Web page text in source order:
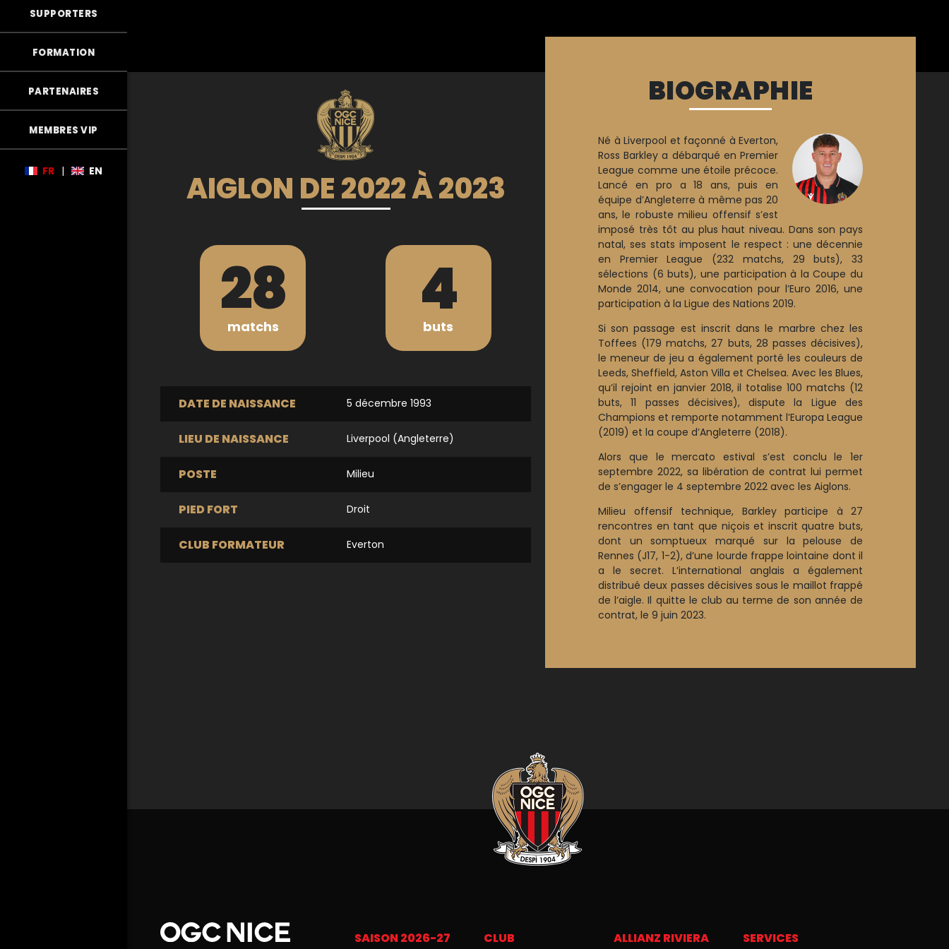
SUPPORTERS
FORMATION
PARTENAIRES
MEMBRES VIP
FR | EN AIGLON DE 2022 À 2023
28
matchs 4
buts
DATE DE NAISSANCE 5 décembre 1993
LIEU DE NAISSANCE Liverpool (Angleterre)
POSTE Milieu
PIED FORT Droit
CLUB FORMATEUR Everton
BIOGRAPHIE
Né à Liverpool et façonné à Everton,
Ross Barkley a débarqué en Premier
League comme une étoile précoce.
Lancé en pro a 18 ans, puis en
équipe d’Angleterre à même pas 20
ans, le robuste milieu offensif s’est
imposé très tôt au plus haut niveau. Dans son pays
natal, ses stats imposent le respect : une décennie
en Premier League (232 matchs, 29 buts), 33
sélections (6 buts), une participation à la Coupe du
Monde 2014, une convocation pour l’Euro 2016, une
participation à la Ligue des Nations 2019.
Si son passage est inscrit dans le marbre chez les
Toffees (179 matchs, 27 buts, 28 passes décisives),
le meneur de jeu a également porté les couleurs de
Leeds, Sheffield, Aston Villa et Chelsea. Avec les Blues,
qu’il rejoint en janvier 2018, il totalise 100 matchs (12
buts, 11 passes décisives), dispute la Ligue des
Champions et remporte notamment l’Europa League
(2019) et la coupe d’Angleterre (2018).
Alors que le mercato estival s’est conclu le 1er
septembre 2022, sa libération de contrat lui permet
de s’engager le 4 septembre 2022 avec les Aiglons.
Milieu offensif technique, Barkley participe à 27
rencontres en tant que niçois et inscrit quatre buts,
dont un somptueux marqué sur la pelouse de
Rennes (J17, 1-2), d’une lourde frappe lointaine dont il
a le secret. L’international anglais a également
distribué deux passes décisives sous le maillot frappé
de l’aigle. Il quitte le club au terme de son année de
contrat, le 9 juin 2023.
SAISON 2026-27 CLUB ALLIANZ RIVIERA SERVICES